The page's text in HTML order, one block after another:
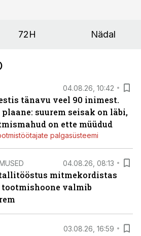
72H Nädal
04.08.26, 10:42
tänavu veel 90 inimest.
suurem seisak on läbi,
on ette müüdud
palgasüsteemi
04.08.26, 08:13
mitmekordistas
tootmishoone valmib
03.08.26, 16:59